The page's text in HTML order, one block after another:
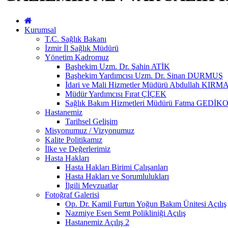
Kurumsal
T.C. Sağlık Bakanı
İzmir İl Sağlık Müdürü
Yönetim Kadromuz
Başhekim Uzm. Dr. Şahin ATİK
Başhekim Yardımcısı Uzm. Dr. Sinan DURMUŞ
İdari ve Mali Hizmetler Müdürü Abdullah
Müdür Yardımcısı Fırat ÇİÇEK
Sağlık Bakım Hizmetleri Müdürü Fatma
Hastanemiz
Tarihsel Gelişim
Misyonumuz / Vizyonumuz
Kalite Politikamız
İlke ve Değerlerimiz
Hasta Hakları
Hasta Hakları Birimi Çalışanları
Hasta Hakları ve Sorumlulukları
İlgili Mevzuatlar
Fotoğraf Galerisi
Op. Dr. Kamil Furtun Yoğun Bakım Ünitesi Açılış
Nazmiye Esen Semt Polikliniği Açılış
Hastanemiz Açılış 2